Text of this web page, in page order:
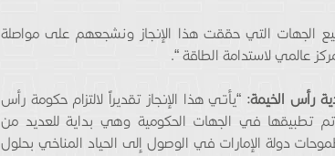
الجهات التي حققت هذا الإنجاز ونشجعهم على مواصلة
عالمي لاستدامة الطاقة “.
رأس الخيمة: “يأتي هذا الإنجاز تقديراً لالتزام حكومة رأس
تطبيقها في الجهات الحكومية وهي بداية للعديد من
دولة الإمارات في الوصول إلى الحياد المناخي بحلول